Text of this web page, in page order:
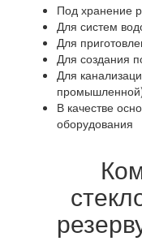
Под хранение
Для систем
Для
Для создания
Для
В качестве
оборудования